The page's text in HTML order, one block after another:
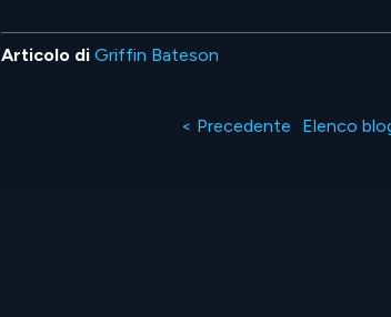
Articolo di Griffin Bateson
< Precedente Elenco